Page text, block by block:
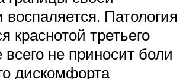
воспаляется. Патология
краснотой третьего
не приносит боли
дискомфорта